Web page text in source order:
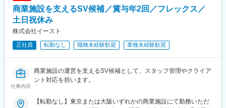
商業施設を支えるSV候補／賞与年2回／フレックス／
土日祝休み
株式会社イースト
正社員 転勤なし 職種未経験歓迎 業種未経験歓迎
仕事内容
商業施設の運営を支えるSV候補として、スタッフ管理やクライア
ント対応を担います。
【転勤なし】東京または大阪いずれかの商業施設にて勤務いただ